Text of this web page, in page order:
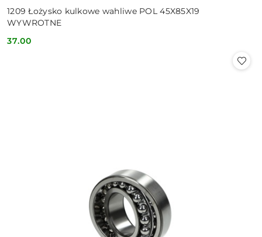
1209 Łożysko kulkowe wahliwe POL 45X85X19
WYWROTNE
Cena:
37.00